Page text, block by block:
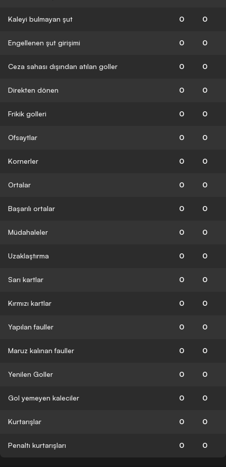
Kaleyi bulmayan şut 0 0
Engellenen şut girişimi 0 0
Ceza sahası dışından atılan goller 0 0
Direkten dönen 0 0
Frikik golleri 0 0
Ofsaytlar 0 0
Kornerler 0 0
Ortalar 0 0
Başarılı ortalar 0 0
Müdahaleler 0 0
Uzaklaştırma 0 0
Sarı kartlar 0 0
Kırmızı kartlar 0 0
Yapılan fauller 0 0
Maruz kalınan fauller 0 0
Yenilen Goller 0 0
Gol yemeyen kaleciler 0 0
Kurtarışlar 0 0
Penaltı kurtarışları 0 0